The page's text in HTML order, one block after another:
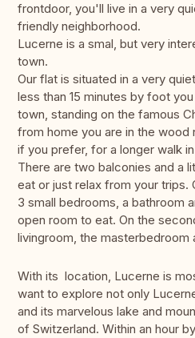
frontdoor, you'll live in a very
friendly neighborhood.
Lucerne is a smal, but very
town.
Our flat is situated in a very
less than 15 minutes by foot
town, standing on the famous
from home you are in the wood
if you prefer, for a longer walk
There are two balconies and a
eat or just relax from your trips.
3 small bedrooms, a bathroom
open room to eat. On the
livingroom, the masterbedroom
With its location, Lucerne is
want to explore not only
and its marvelous lake and
of Switzerland. Within an hour